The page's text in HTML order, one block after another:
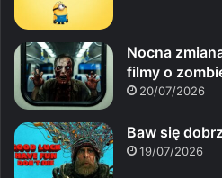
Nocna
filmy o
20/07/2026
Baw się
19/07/2026